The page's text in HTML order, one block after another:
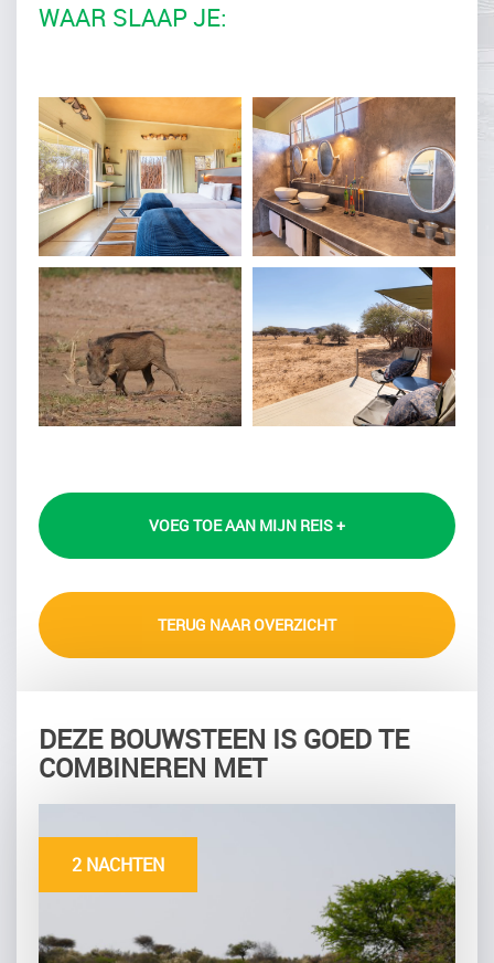
WAAR SLAAP JE:
VOEG TOE AAN MIJN REIS +
TERUG NAAR OVERZICHT
DEZE BOUWSTEEN IS GOED TE
COMBINEREN MET
2 NACHTEN